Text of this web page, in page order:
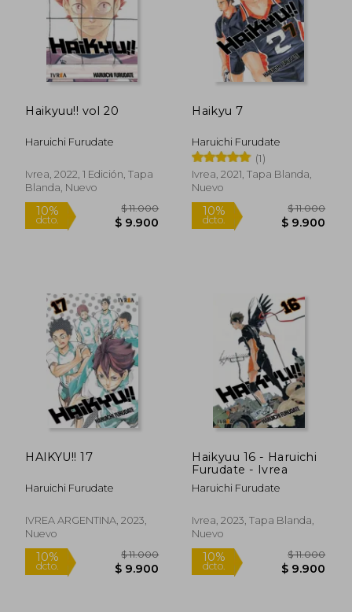
dcto. $ 9.900
10%
dcto.
Haikyuu!! vol 20
Haruichi Furudate
Ivrea, 2022, 1 Edición, Tapa
Blanda, Nuevo
10%
dcto. $ 9.900
Haikyu 7
Haruichi Furudate
(1)
Ivrea, 2021, Tapa Blanda,
Nuevo
10%
dcto. $
HAIKYU!! 17
Haruichi Furudate
IVREA ARGENTINA, 2023,
Nuevo
Haikyuu 16 - Haruichi
Furudate - Ivrea
Haruichi Furudate
Ivrea, 2023, Tapa Blanda,
Nuevo